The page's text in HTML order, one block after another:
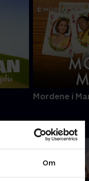
Om
Mordene i